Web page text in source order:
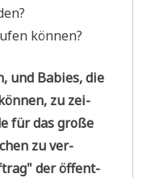
können?
und Babies, die
zu zei­
für das gro­ße
zu ver­
der öffent­